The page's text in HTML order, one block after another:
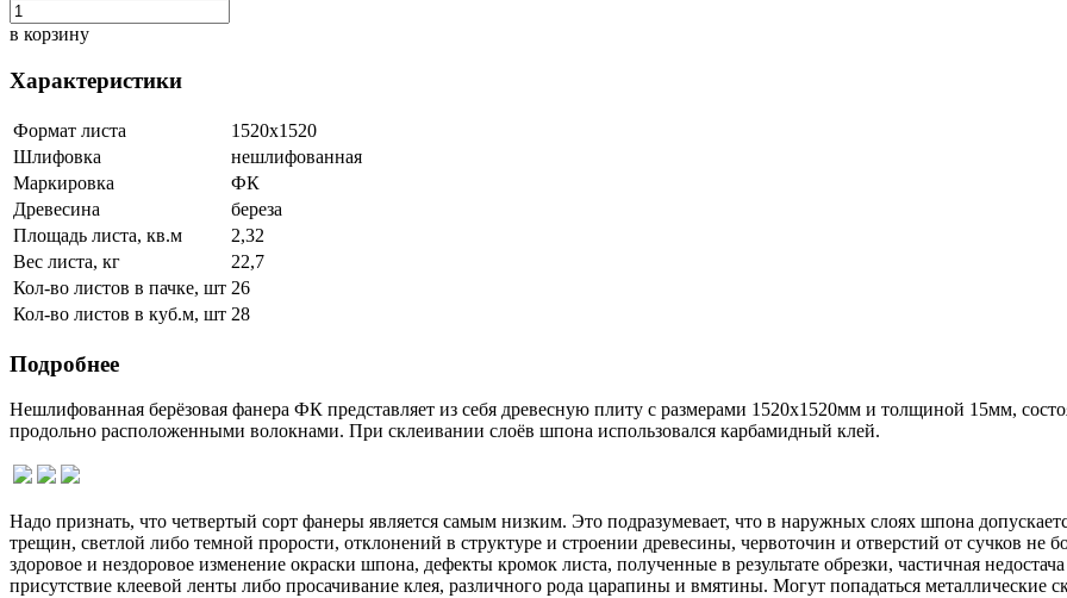
в корзину
Характеристики
Формат листа
1520х1520
Шлифовка
нешлифованная
Маркировка
ФК
Древесина
береза
Площадь листа, кв.м
2,32
Вес листа, кг
22,7
Кол-во листов в пачке, шт 26
Кол-во листов в куб.м, шт 28
Подробнее
Нешлифованная берёзовая фанера ФК представляет из себя древесную плиту с размерами 1520х1520мм и толщиной 15мм,
продольно расположенными волокнами. При склеивании слоёв шпона использовался карбамидный клей.
Надо признать, что четвертый сорт фанеры является самым низким. Это подразумевает, что в наружных слоях шпона
трещин, светлой либо темной прорости, отклонений в структуре и строении древесины, червоточин и отверстий от сучков
здоровое и нездоровое изменение окраски шпона, дефекты кромок листа, полученные в результате обрезки, частичная
присутствие клеевой ленты либо просачивание клея, различного рода царапины и вмятины. Могут попадаться металлические